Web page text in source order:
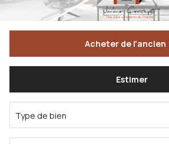
Acheter de l'ancien
Estimer
Type de bien